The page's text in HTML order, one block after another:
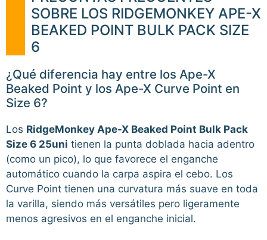
SOBRE LOS RIDGEMONKEY APE-X
BEAKED POINT BULK PACK SIZE
6
¿Qué diferencia hay entre los Ape-X
Beaked Point y los Ape-X Curve Point en
Size 6?
Los RidgeMonkey Ape-X Beaked Point Bulk Pack
Size 6 25uni tienen la punta doblada hacia adentro
(como un pico), lo que favorece el enganche
automático cuando la carpa aspira el cebo. Los
Curve Point tienen una curvatura más suave en toda
la varilla, siendo más versátiles pero ligeramente
menos agresivos en el enganche inicial.